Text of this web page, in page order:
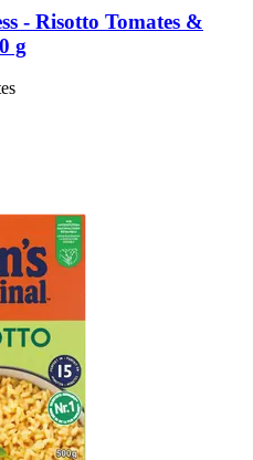
-​ Risotto Tomates &
g